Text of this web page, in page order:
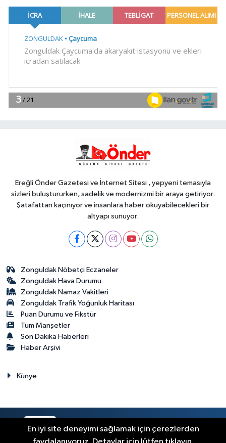
araştırmacılara performans bursu
çağrısı
10:56Ayvalık, Tarihi Gümrük
10:50
Gazeteci Barış Selçuk saygıyla anıldı
Ereğli Önder Gazetesi ve İnternet Sitesi , yepyeni temasıyla
sizleri buluştururken, sadelik ve modernizmi bir araya getiriyor.
Şatafattan kaçınıyor ve insanlara haber okuyabilecekleri bir
altyapı sunuyor.
Zonguldak Nöbetçi Eczaneler
Zonguldak Hava Durumu
Zonguldak Namaz Vakitleri
Zonguldak Trafik Yoğunluk Haritası
Puan Durumu ve Fikstür
Tüm Manşetler
Son Dakika Haberleri
Haber Arşivi
Künye
RSS Copyright © 2023. Her hakkı saklıdır.
En iyi site deneyimi sağlamak için çerezlerden